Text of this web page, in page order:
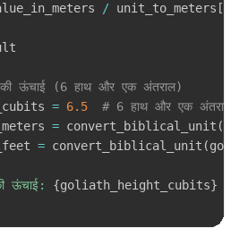
/ unit_to_meters [
की ऊंचाई (6 हाथ और एक अंतराल)
= 6.5
# 6 हाथ और एक अंतराल
= convert_biblical_unit (
= convert_biblical_unit (
ऊंचाई: {goliath_height_cubits}